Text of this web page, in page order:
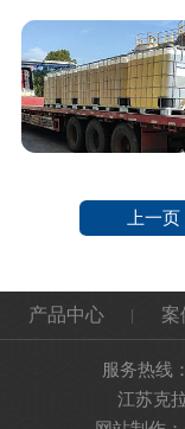
上一页
产品中心 案
服务热线：
江苏克